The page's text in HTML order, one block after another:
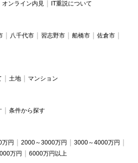
オンライン内見 IT重説について
八千代市 習志野市 船橋市
佐倉市
土地 マンション
条件から探す
円 2000～3000万円
3000～4000万円
万円 6000万円以上